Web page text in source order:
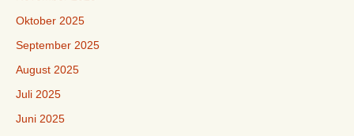
Oktober 2025
September 2025
August 2025
Juli 2025
Juni 2025